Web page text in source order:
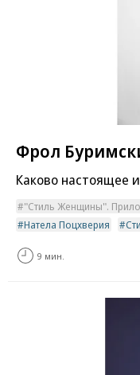
Фрол
Каково настоящее
"Стиль Женщины".
Натела Поцхверия
9 мин.